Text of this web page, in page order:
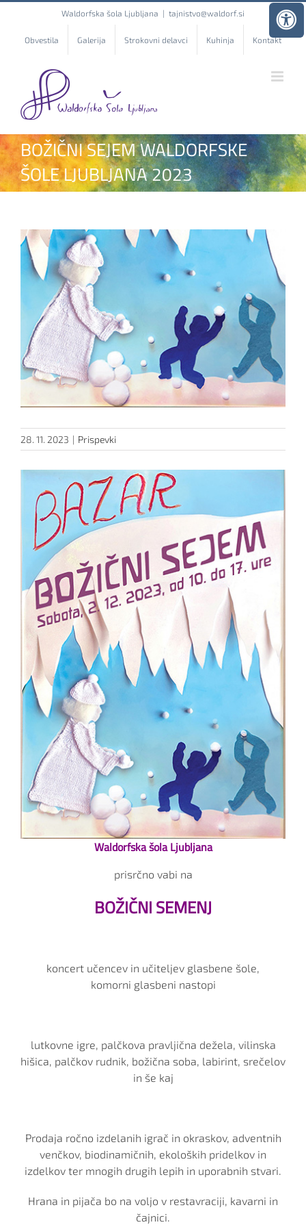
content
Waldorfska šola Ljubljana | tajnistvo@waldorf.si
Obvestila Galerija Strokovni delavci Kuhinja Kontakt
BOŽIČNI SEJEM WALDORFSKE
ŠOLE LJUBLJANA 2023
28. 11. 2023 | Prispevki
Waldorfska šola Ljubljana
prisrčno vabi na
BOŽIČNI SEMENJ
koncert učencev in učiteljev glasbene šole,
komorni glasbeni nastopi
lutkovne igre, palčkova pravljična dežela, vilinska
hišica, palčkov rudnik, božična soba, labirint, srečelov
in še kaj
Prodaja ročno izdelanih igrač in okraskov, adventnih
venčkov, biodinamičnih, ekoloških pridelkov in
izdelkov ter mnogih drugih lepih in uporabnih stvari.
Hrana in pijača bo na voljo v restavraciji, kavarni in
čajnici.